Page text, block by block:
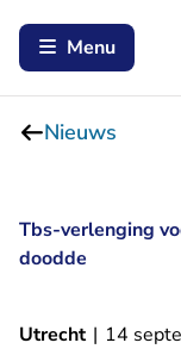
Menu
Nieuws
Tbs-verlenging
doodde
Utrecht | 14